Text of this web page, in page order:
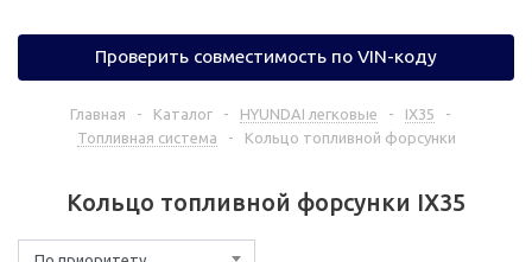
Проверить совместимость по VIN-коду
Главная - Каталог - HYUNDAI легковые - IX35
-
Топливная система
- Кольцо топливной форсунки
Кольцо топливной форсунки IX35